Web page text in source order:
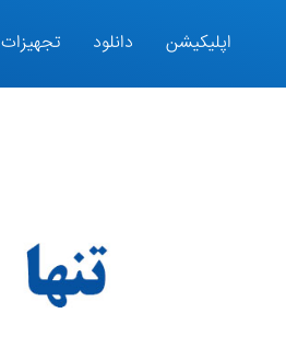
اپلیکیشن دانلود تجهیزات